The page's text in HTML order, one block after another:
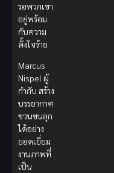
รอพวกเขา
อยู่พร้อม
กับความ
ตั้งใจร้าย
Marcus
Nispel ผู้
กำกับ สร้าง
บรรยากาศ
ชวนขนลุก
ได้อย่าง
ยอดเยี่ยม
งานภาพที่
เป็น